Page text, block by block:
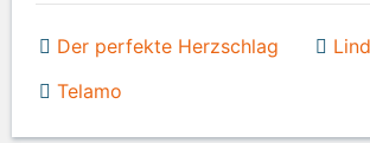
Der perfekte Herzschlag
Telamo